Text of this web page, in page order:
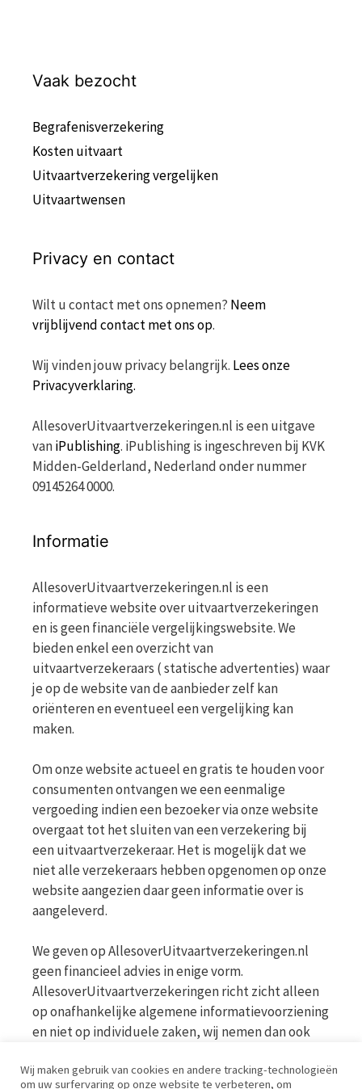
Vaak bezocht
Begrafenisverzekering
Kosten uitvaart
Uitvaartverzekering vergelijken
Uitvaartwensen
Privacy en contact
Wilt u contact met ons opnemen? Neem
vrijblijvend contact met ons op.
Wij vinden jouw privacy belangrijk. Lees onze
Privacyverklaring.
AllesoverUitvaartverzekeringen.nl is een uitgave
vaniPublishing. iPublishing is ingeschreven bij KVK
Midden-Gelderland, Nederland onder nummer
09145264 0000.
Informatie
AllesoverUitvaartverzekeringen.nl is een
informatieve website over uitvaartverzekeringen
en is geen financiële vergelijkingswebsite. We
bieden enkel een overzicht van
uitvaartverzekeraars ( statische advertenties) waar
je op de website van de aanbieder zelf kan
oriënteren en eventueel een vergelijking kan
maken.
Om onze website actueel en gratis te houden voor
consumenten ontvangen we een eenmalige
vergoeding indien een bezoeker via onze website
overgaat tot het sluiten van een verzekering bij
een uitvaartverzekeraar. Het is mogelijk dat we
niet alle verzekeraars hebben opgenomen op onze
website aangezien daar geen informatie over is
aangeleverd.
We geven op AllesoverUitvaartverzekeringen.nl
geen financieel advies in enige vorm.
AllesoverUitvaartverzekeringen richt zicht alleen
op onafhankelijke algemene informatievoorziening
en niet op individuele zaken, wij nemen dan ook
voor meer informatie op de website van de AFM
Wij maken gebruik van cookies en andere tracking-technologieën
om uw surfervaring op onze website te verbeteren, om